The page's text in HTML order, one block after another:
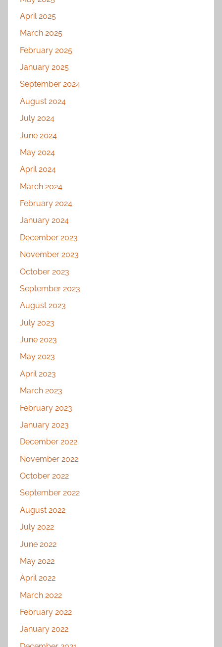
April 2025
March 2025
February 2025
January 2025
September 2024
August 2024
July 2024
June 2024
May 2024
April 2024
March 2024
February 2024
January 2024
December 2023
November 2023
October 2023
September 2023
August 2023
July 2023
June 2023
May 2023
April 2023
March 2023
February 2023
January 2023
December 2022
November 2022
October 2022
September 2022
August 2022
July 2022
June 2022
May 2022
April 2022
March 2022
February 2022
January 2022